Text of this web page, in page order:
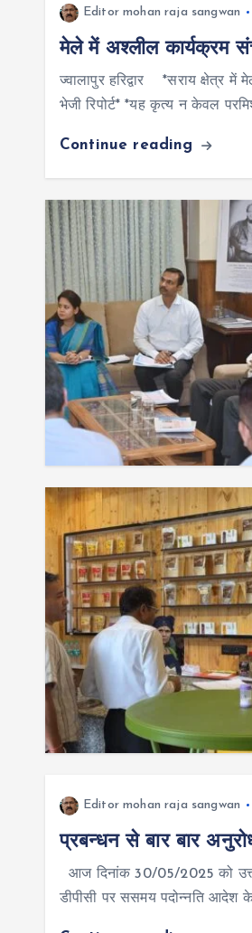
Editor mohan raja sangwan
मेले में अश्लील कार्यक्रम
ज्वालापुर हरिद्वार *सराय क्षेत्र
भेजी रिपोर्ट* *यह कृत्य न केवल
Continue reading
Editor mohan raja sangwan
प्रबन्धन से बार बार
आज दिनांक 30/05/2025 को
डीपीसी पर ससमय पदोन्नति आदेश